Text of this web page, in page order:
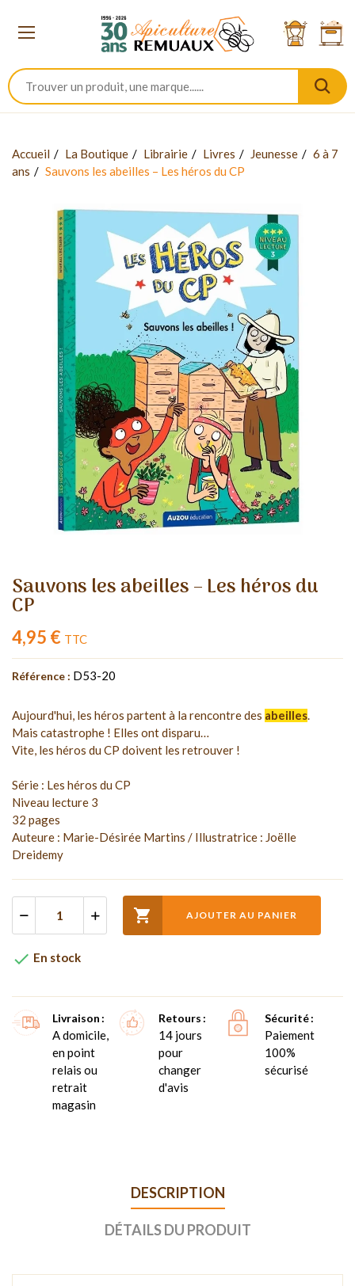
Accueil La Boutique Librairie Livres Jeunesse
6 à 7
ans
Sauvons les abeilles – Les héros du CP
Sauvons les abeilles – Les héros du
CP
4,95 € TTC
Référence : D53-20
Aujourd'hui, les héros partent à la rencontre des abeilles.
Mais catastrophe ! Elles ont disparu…
Vite, les héros du CP doivent les retrouver !
Série : Les héros du CP
Niveau lecture 3
32 pages
Auteure : Marie-Désirée Martins / Illustratrice : Joëlle
Dreidemy
 AJOUTER AU PANIER
 En stock
Livraison
A domicile,
en point
relais ou
retrait
magasin
Retours
14 jours
pour
changer
d'avis
Sécurité
Paiement
100%
sécurisé
DESCRIPTION
DÉTAILS DU PRODUIT